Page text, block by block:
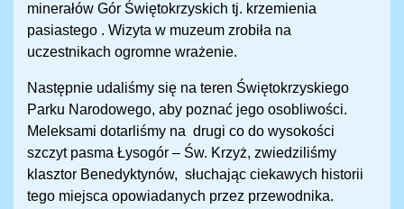
minerałów Gór Świętokrzyskich tj. krzemienia
pasiastego . Wizyta w muzeum zrobiła na
uczestnikach ogromne wrażenie.
Następnie udaliśmy się na teren Świętokrzyskiego
Parku Narodowego, aby poznać jego osobliwości.
Meleksami dotarliśmy na drugi co do wysokości
szczyt pasma Łysogór – Św. Krzyż, zwiedziliśmy
klasztor Benedyktynów, słuchając ciekawych historii
tego miejsca opowiadanych przez przewodnika.